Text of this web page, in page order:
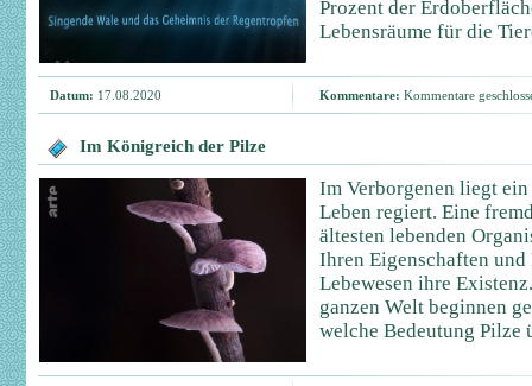
Prozent der
Lebensräume für die
Datum: 17.08.2020 Kommentare: Kommentare
Im Königreich der Pilze
Im Verborgenen liegt
Leben regiert. Eine
ältesten lebenden
Ihren Eigenschaften
Lebewesen ihre
ganzen Welt beginnen
welche Bedeutung Pilze